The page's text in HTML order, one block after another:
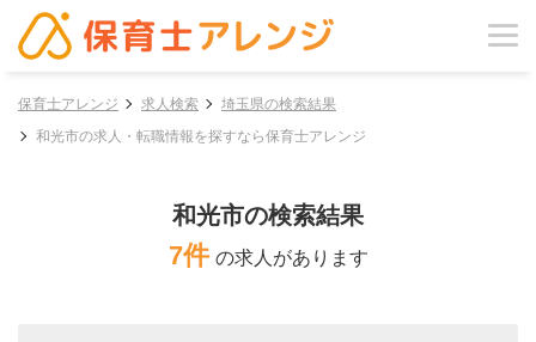
保育士アレンジ 求人検索
埼玉県の検索結果
和光市の求人・転職情報を探すなら保育士アレンジ
和光市の検索結果
7件 の求人があります